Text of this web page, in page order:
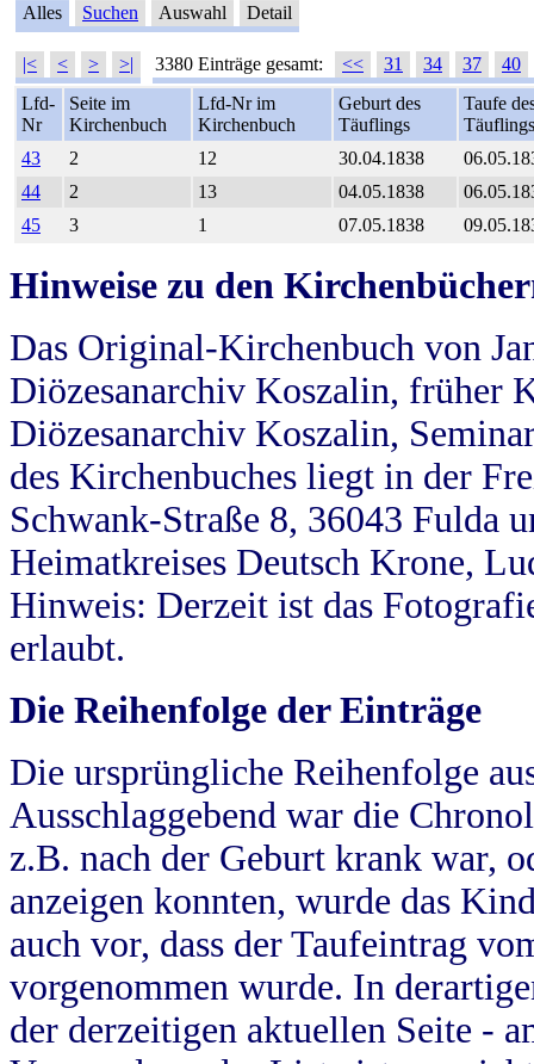
Alles Suchen Auswahl Detail
|< < > >| 3380 Einträge gesamt: << 31 34 37
40
Lfd-
Nr
Seite im
Kirchenbuch
Lfd-Nr im
Kirchenbuch
Geburt des
Täuflings
Taufe
Täuflings
43
2 12 30.04.1838
44
2 13 04.05.1838
45
3 1 07.05.1838
Hinweise zu den
Das Original-Kirchenbuch von
Diözesanarchiv Koszalin, früher
Diözesanarchiv Koszalin,
des Kirchenbuches liegt in der
Schwank-Straße 8, 36043 Fulda
Heimatkreises Deutsch Krone,
Hinweis: Derzeit ist das
erlaubt.
Die Reihenfolge der Einträge
Die ursprüngliche Reihenfolge
Ausschlaggebend war die
z.B. nach der Geburt krank war,
anzeigen konnten, wurde das
auch vor, dass der Taufeintrag
vorgenommen wurde. In
der derzeitigen aktuellen Seite -